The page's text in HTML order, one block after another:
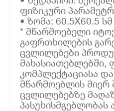
ფიზიკური
• ზომა: 60.5X60.5 სმ
* მწარმოებელი
გაფრთხილების
ცვლილებები
მახასიათებლებში,
კომპლექტაციასა
მწარმოებლის მიერ
ცვლილებებზე
პასუხისმგებლობას